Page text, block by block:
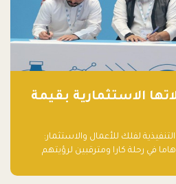
الاستثمارية بقيمة
لفلك للأعمال والاستثمار:
هاما في رحلة كارا ومترقبين لرؤيتهم
أيضًا للأعمال”.